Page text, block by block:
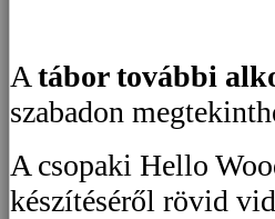
A tábor további
szabadon
A csopaki Hello
készítéséről rövid